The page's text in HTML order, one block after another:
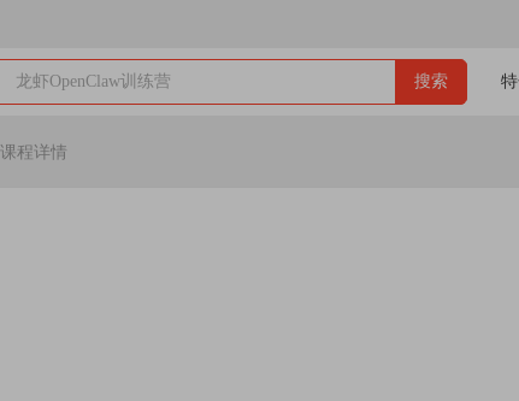
龙虾OpenClaw训练营 搜索
课程详情